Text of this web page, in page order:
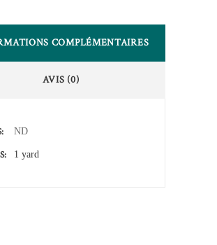
COMPLÉMENTAIRES
AVIS (0)
ND
1 yard